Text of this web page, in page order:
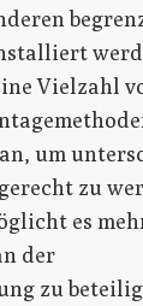
Vielzahl
um
zu
es
der
zu